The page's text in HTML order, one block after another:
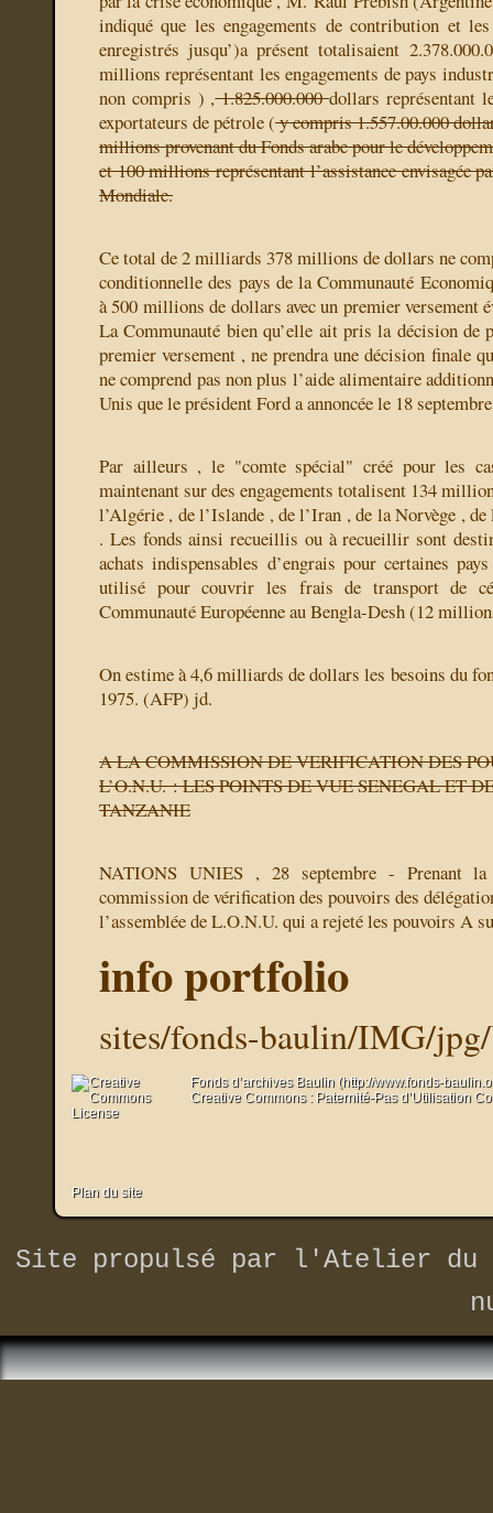
indiqué que les engagements de contribution et
enregistrés jusqu’)a présent totalisaient
millions représentant les engagements de pays
non compris ) ,1.825.000.000dollars représentant
exportateurs de pétrole (y compris 1.557.00.000
millions provenant du Fonds arabe pour le
et 100 millions représentant l’assistance envisagée
Mondiale.
Ce total de 2 milliards 378 millions de dollars ne
conditionnelle des pays de la Communauté
à 500 millions de dollars avec un premier versement
La Communauté bien qu’elle ait pris la décision de
premier versement , ne prendra une décision finale
ne comprend pas non plus l’aide alimentaire
Unis que le président Ford a annoncée le 18
Par ailleurs , le "comte spécial" créé pour les
maintenant sur des engagements totalisent 134
l’Algérie , de l’Islande , de l’Iran , de la Norvège , de
. Les fonds ainsi recueillis ou à recueillir sont
achats indispensables d’engrais pour certaines
utilisé pour couvrir les frais de transport de
Communauté Européenne au Bengla-Desh (12
On estime à 4,6 milliards de dollars les besoins du
1975. (AFP) jd.
A LA COMMISSION DE VERIFICATION DES
L’O.N.U. : LES POINTS DE VUE SENEGAL ET
TANZANIE
NATIONS UNIES , 28 septembre - Prenant
commission de vérification des pouvoirs des
l’assemblée de L.O.N.U. qui a rejeté les pouvoirs A
info portfolio
sites/fonds-baulin/IMG/
Fonds d’archives Baulin (http://www.fonds-
Creative Commons : Paternité-Pas d’Utilisation
Plan du site
Site propulsé par
l'Atelier du